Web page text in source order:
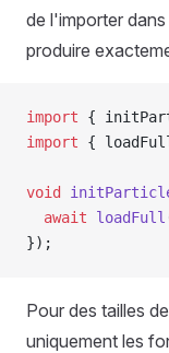
de l'importer
produire
import {
import {
void
  await
loadFull
});
Pour des tailles
uniquement les